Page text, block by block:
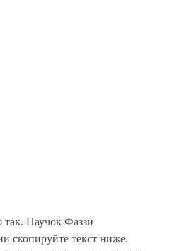
так. Паучок Фаззи
скопируйте текст ниже.